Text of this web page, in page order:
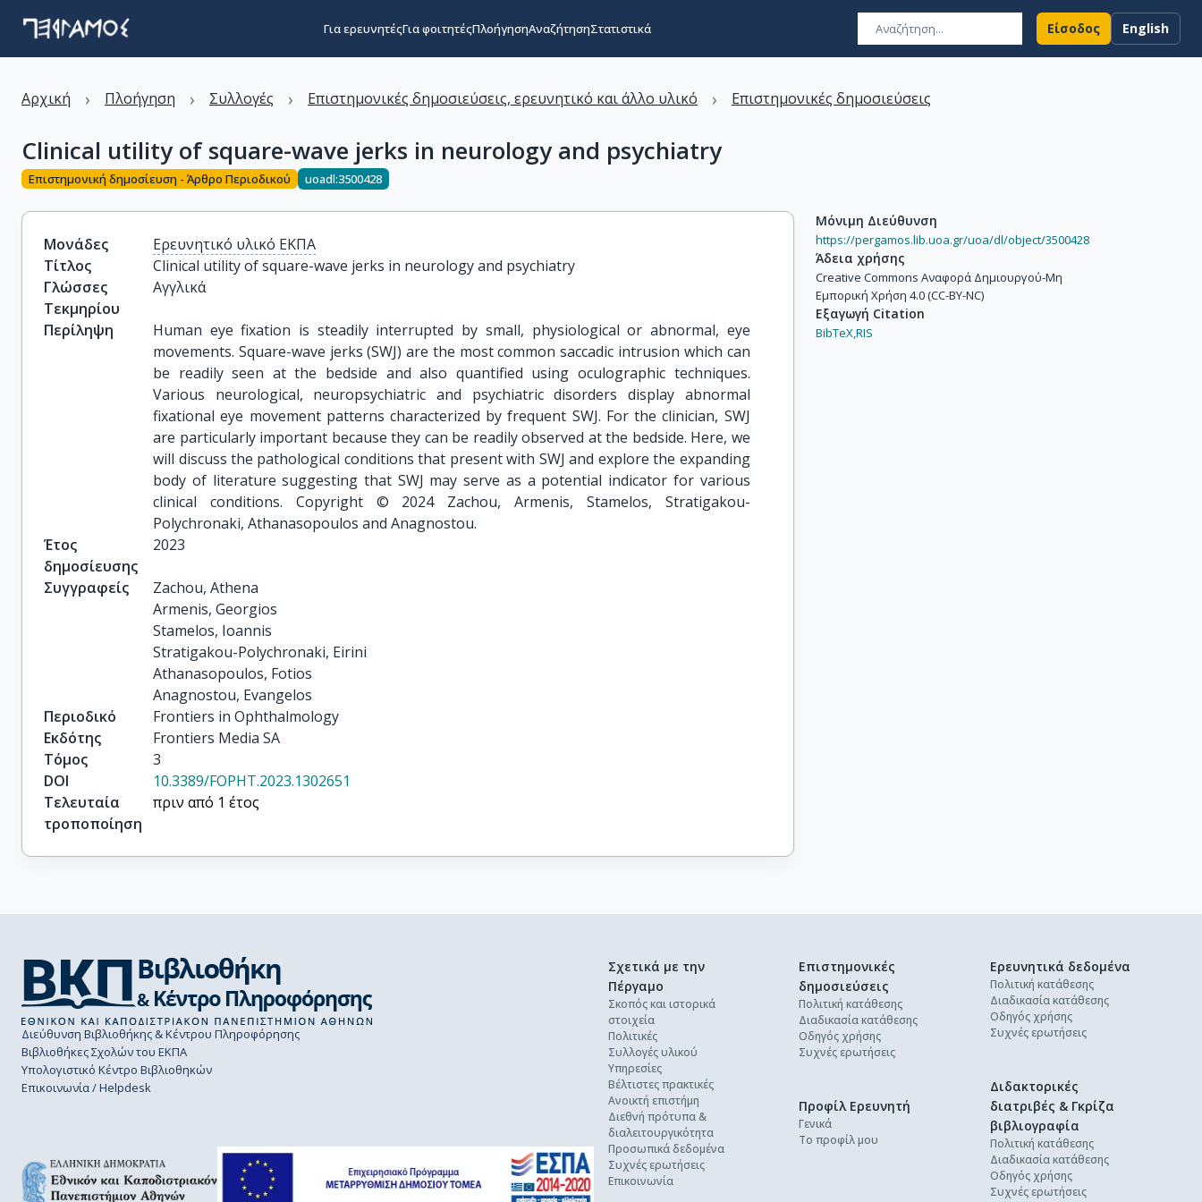
Για ερευνητέςΓια φοιτητέςΠλοήγησηΑναζήτησηΣτατιστικά Είσοδος English
Αρχική › Πλοήγηση › Συλλογές › Επιστημονικές δημοσιεύσεις, ερευνητικό και άλλο υλικό › Επιστημονικές δημοσιεύσεις
Clinical utility of square-wave jerks in neurology and psychiatry
Επιστημονική δημοσίευση - Άρθρο Περιοδικού uoadl:3500428
Μονάδες
Ερευνητικό υλικό ΕΚΠΑ
Τίτλος
Clinical utility of square-wave jerks in neurology and psychiatry
Γλώσσες
Τεκμηρίου
Αγγλικά
Περίληψη
Human eye fixation is steadily interrupted by small, physiological or abnormal, eye
movements. Square-wave jerks (SWJ) are the most common saccadic intrusion which can
be readily seen at the bedside and also quantified using oculographic techniques.
Various neurological, neuropsychiatric and psychiatric disorders display abnormal
fixational eye movement patterns characterized by frequent SWJ. For the clinician, SWJ
are particularly important because they can be readily observed at the bedside. Here, we
will discuss the pathological conditions that present with SWJ and explore the expanding
body of literature suggesting that SWJ may serve as a potential indicator for various
clinical conditions. Copyright © 2024 Zachou, Armenis, Stamelos, Stratigakou-
Polychronaki, Athanasopoulos and Anagnostou.
Έτος
δημοσίευσης
2023
Συγγραφείς
Zachou, Athena
Armenis, Georgios
Stamelos, Ioannis
Stratigakou-Polychronaki, Eirini
Athanasopoulos, Fotios
Anagnostou, Evangelos
Περιοδικό
Frontiers in Ophthalmology
Εκδότης
Frontiers Media SA
Τόμος
3
DOI
10.3389/FOPHT.2023.1302651
Τελευταία
τροποποίηση
πριν από 1 έτος
Μόνιμη Διεύθυνση
https://pergamos.lib.uoa.gr/uoa/dl/object/3500428
Άδεια χρήσης
Creative Commons Αναφορά Δημιουργού-Μη
Εμπορική Χρήση 4.0 (CC-BY-NC)
Εξαγωγή Citation
BibTeX,RIS
Διεύθυνση Βιβλιοθήκης & Κέντρου Πληροφόρησης
Βιβλιοθήκες Σχολών του ΕΚΠΑ
Υπολογιστικό Κέντρο Βιβλιοθηκών
Επικοινωνία / Helpdesk
Σχετικά με την
Πέργαμο
Σκοπός και ιστορικά
στοιχεία
Πολιτικές
Συλλογές υλικού
Υπηρεσίες
Βέλτιστες πρακτικές
Ανοικτή επιστήμη
Διεθνή πρότυπα &
διαλειτουργικότητα
Προσωπικά δεδομένα
Συχνές ερωτήσεις
Επικοινωνία
Επιστημονικές
δημοσιεύσεις
Πολιτική κατάθεσης
Διαδικασία κατάθεσης
Οδηγός χρήσης
Συχνές ερωτήσεις
Ερευνητικά δεδομένα
Πολιτική κατάθεσης
Διαδικασία κατάθεσης
Οδηγός χρήσης
Συχνές ερωτήσεις
Διδακτορικές
διατριβές & Γκρίζα
βιβλιογραφία
Πολιτική κατάθεσης
Διαδικασία κατάθεσης
Οδηγός χρήσης
Συχνές ερωτήσεις
Προφίλ Ερευνητή
Γενικά
Το προφίλ μου